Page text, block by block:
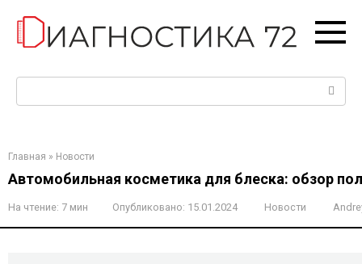
контенту
Главная » Новости
Автомобильная косметика для блеска: обзор
На чтение: 7 мин Опубликовано: 15.01.2024 Новости